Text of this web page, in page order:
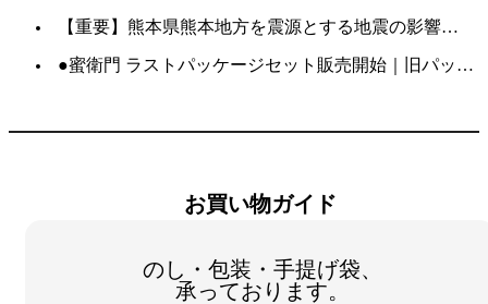
【重要】熊本県熊本地方を震源とする地震の影響について
●蜜衛門 ラストパッケージセット販売開始｜旧パッケージ・数量限定・送料無料
お買い物ガイド
のし・包装・手提げ袋、
承っております。